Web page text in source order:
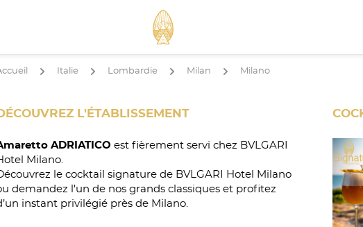
arrow Italie arrow Lombardie arrow Milan arrow Milano
L'ÉTABLISSEMENT
ADRIATICO est fièrement servi chez BVLGARI
Milano.
le cocktail signature de BVLGARI Hotel Milano
demandez l'un de nos grands classiques et profitez
instant privilégié près de Milano.